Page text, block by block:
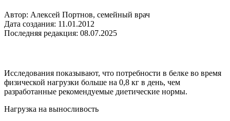
Автор: Алексей Портнов, семейный врач
Дата создания: 11.01.2012
Последняя редакция: 08.07.2025
Исследования показывают, что потребности в белке во время
физической нагрузки больше на 0,8 кг в день, чем
разработанные рекомендуемые диетические нормы.
Нагрузка на выносливость